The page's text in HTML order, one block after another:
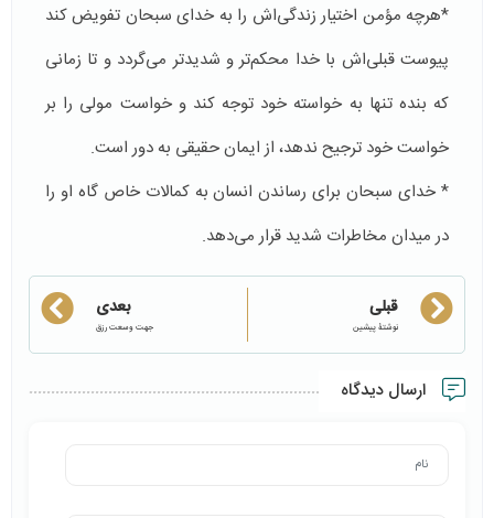
*هرچه مؤمن اختیار زندگی‌اش را به خدای سبحان تفویض كند
پیوست قبلی‌اش با خدا محكم‌تر و شدیدتر می‌گردد و تا زمانی
كه بنده تنها به خواسته خود توجه كند و خواست مولی را بر
خواست خود ترجیح ندهد، از ایمان حقیقی به دور است.
* خدای سبحان برای رساندن انسان به كمالات خاص گاه او را
در میدان مخاطرات شدید قرار می‌دهد.
قبلی
نوشتهٔ پیشین
بعدی
جهت وسعت رزق
ارسال دیدگاه